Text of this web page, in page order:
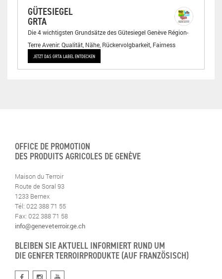
GÜTESIEGEL
GRTA
Die 4 wichtigsten Grundsätze des Gütesiegel Genève Région-
Terre Avenir: Qualität, Nähe, Rückervolgbarkeit, Fairness
JETZT DAS GRTA LABEL ENTDECKEN
OFFICE DE PROMOTION
DES PRODUITS AGRICOLES DE GENÈVE
Maison du Terroir
Route de Soral 93
1233 Bernex
Tél: 022 388 71 55
Fax: 022 388 71 58
info@geneveterroir.ge.ch
BLEIBEN SIE AKTUELL INFORMIERT RUND UM
DIE GENFER TERROIRPRODUKTE (AUF FRANZÖSISCH)